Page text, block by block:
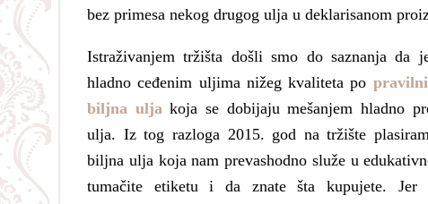
bez primesa nekog drugog ulja u deklarisanom
Istraživanjem tržišta došli smo do saznanja da
hladno ceđenim uljima nižeg kvaliteta po
biljna uljakoja se dobijaju mešanjem hladno
ulja. Iz tog razloga 2015. god na tržište
biljna ulja koja nam prevashodno služe u
tumačite etiketu i da znate šta kupujete. Jer